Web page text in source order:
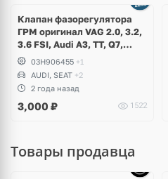
Клапан фазорегулятора
ГРМ оригинал VAG 2.0, 3.2,
3.6 FSI, Audi A3, TT, Q7,
Volkswagen Golf 5 R32,
Jetta, Passat B6 R36, CC,
Touareg GP, NF, Eos,
Teramont, Phaeton, Skoda
Octavia A5, Superb
03H906455 +1
AUDI, SEAT +2
2 года назад
3,000 ₽ 1522
Товары продавца